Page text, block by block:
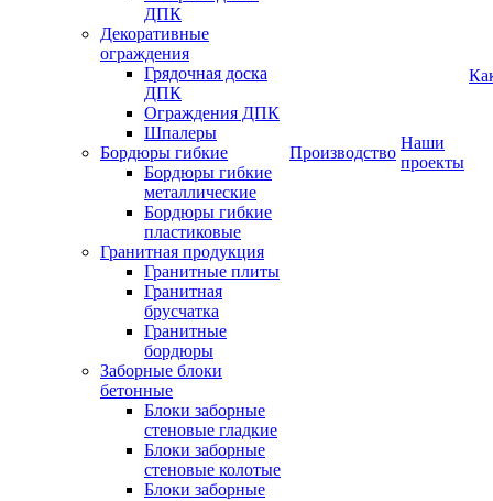
ДПК
Декоративные
ограждения
Грядочная доска
ДПК
Ограждения ДПК
Шпалеры
Бордюры гибкие
Бордюры гибкие
металлические
Бордюры гибкие
пластиковые
Гранитная продукция
Гранитные плиты
Гранитная
брусчатка
Гранитные
бордюры
Заборные блоки
бетонные
Блоки заборные
стеновые гладкие
Блоки заборные
стеновые колотые
Блоки заборные
Производство
Наши
проекты